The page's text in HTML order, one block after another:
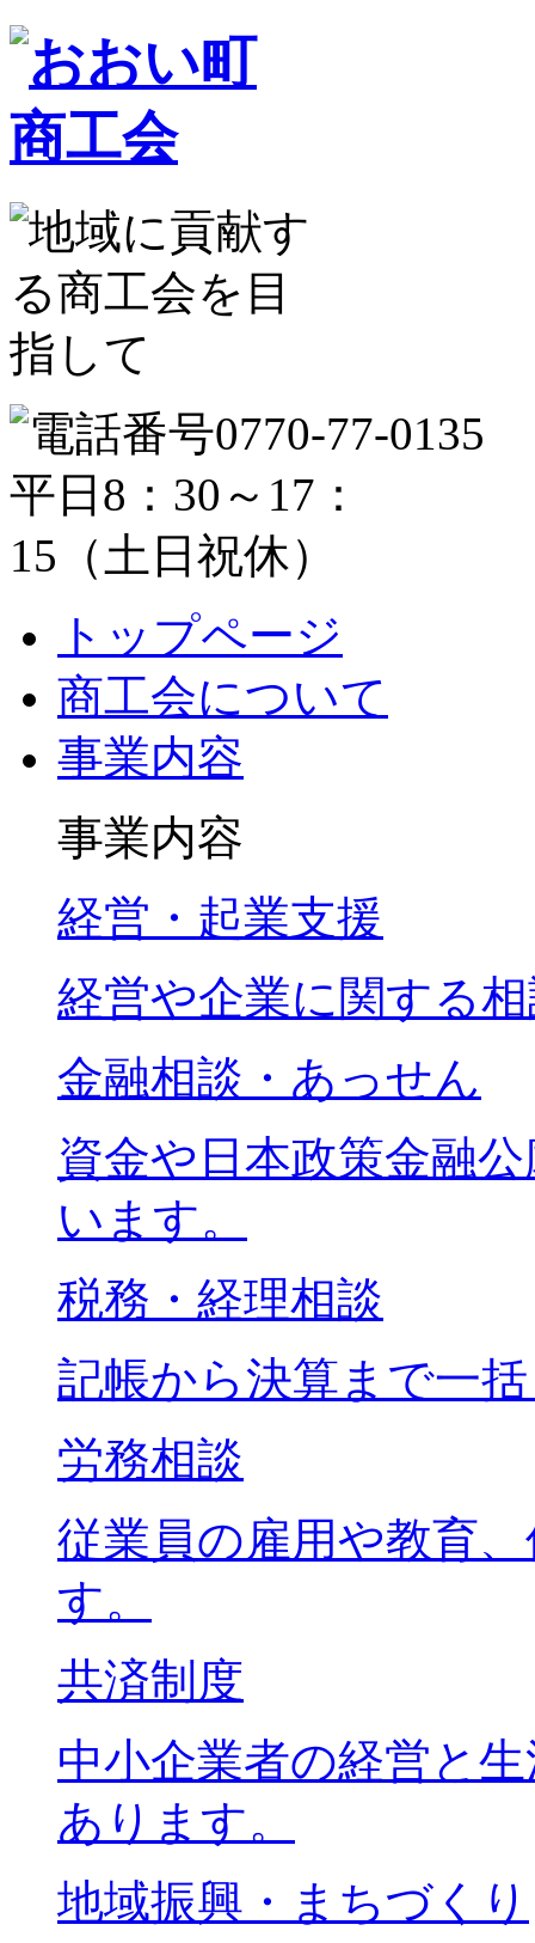
トップページ
商工会について
事業内容
事業内容
経営・起業支援
経営や企業に関する
金融相談・あっせん
資金や日本政策金融
います。
税務・経理相談
記帳から決算まで一
労務相談
従業員の雇用や教育
す。
共済制度
中小企業者の経営と
あります。
地域振興・まちづくり